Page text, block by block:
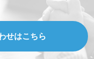
せはこちら